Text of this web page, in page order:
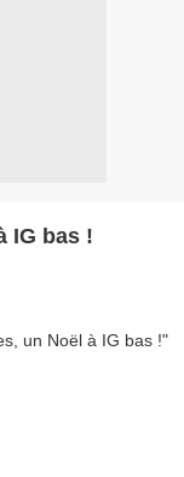
IG bas !